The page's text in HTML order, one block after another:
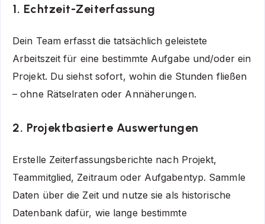
1. Echtzeit-Zeiterfassung
Dein Team erfasst die tatsächlich geleistete
Arbeitszeit für eine bestimmte Aufgabe und/oder ein
Projekt. Du siehst sofort, wohin die Stunden fließen
– ohne Rätselraten oder Annäherungen.
2. Projektbasierte Auswertungen
Erstelle Zeiterfassungsberichte nach Projekt,
Teammitglied, Zeitraum oder Aufgabentyp. Sammle
Daten über die Zeit und nutze sie als historische
Datenbank dafür, wie lange bestimmte